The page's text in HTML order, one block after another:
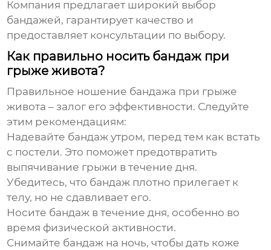
Компания предлагает широкий выбор
бандажей, гарантирует качество и
предоставляет консультации по выбору.
Как правильно носить бандаж при
грыже живота?
Правильное ношение бандажа при грыже
живота – залог его эффективности. Следуйте
этим рекомендациям:
Надевайте бандаж утром, перед тем как встать
с постели. Это поможет предотвратить
выпячивание грыжи в течение дня.
Убедитесь, что бандаж плотно прилегает к
телу, но не сдавливает его.
Носите бандаж в течение дня, особенно во
время физической активности.
Снимайте бандаж на ночь, чтобы дать коже